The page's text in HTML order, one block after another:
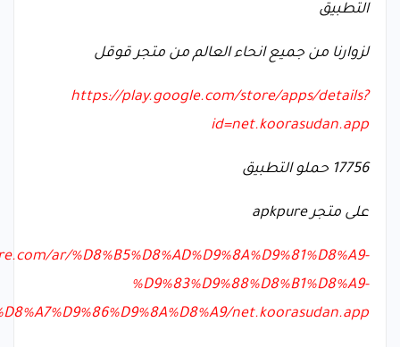
التطبيق
لزوارنا من جميع انحاء العالم من متجر قوقل
https://play.google.com/store/apps/details?
id=net.koorasudan.app
17756 حملو التطبيق
على متجر apkpure
ar/%D8%B5%D8%AD%D9%8A%D9%81%D8%A9-
%D9%83%D9%88%D8%B1%D8%A9-
net.koorasudan.app